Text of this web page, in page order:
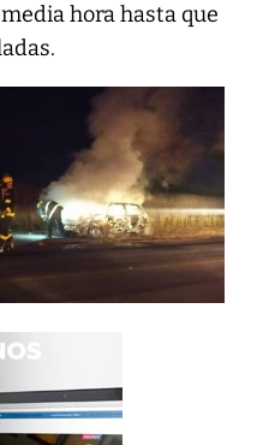
hora hasta que